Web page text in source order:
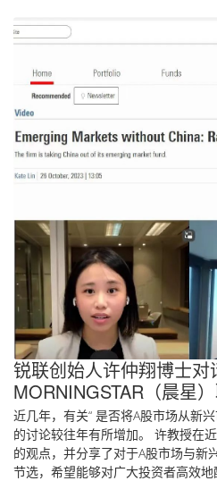
锐联创始人许仲翔博士对
MORNINGSTAR（晨星
近几年，有关“ 是否将A股市场从新
的讨论较往年有所增加。 许教授在
的观点，并分享了对于A股市场与新
节选，希望能够对广大投资者高效地